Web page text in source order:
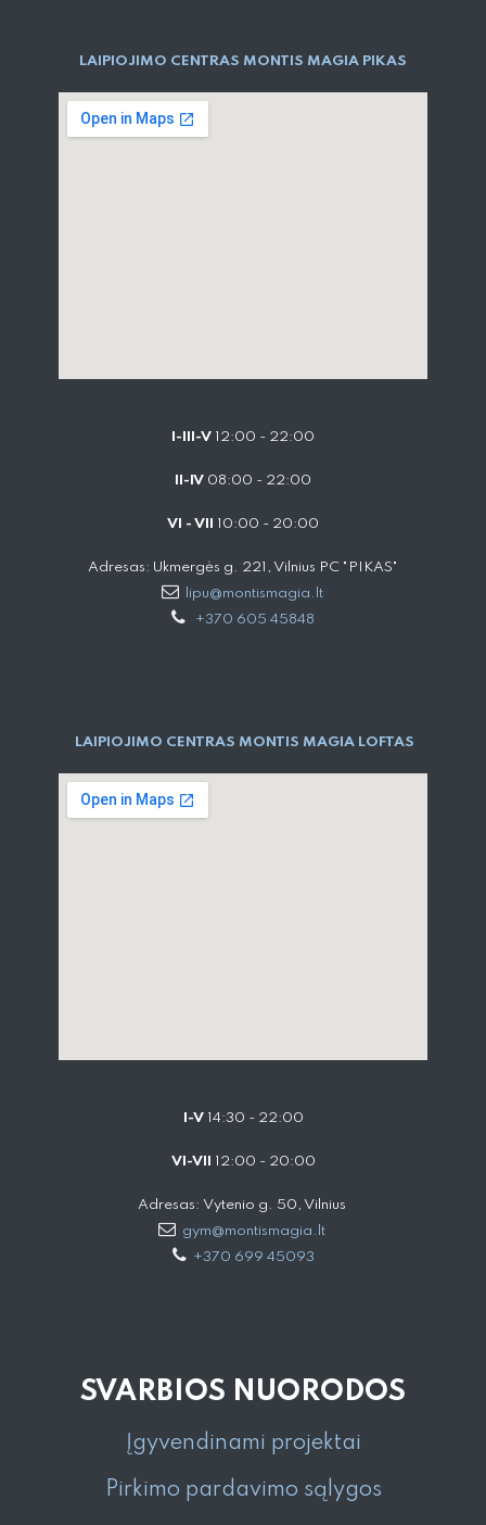
LAIPIOJIMO CENTRAS MONTIS MAGIA PIKAS
I-III-V 12:00 - 22:00
II-IV 08:00 - 22:00
VI - VII 10:00 - 20:00
Adresas: Ukmergės g. 221, Vilnius PC "PIKAS"
lipu@montismagia.lt
+370 605 45848
LAIPIOJIMO CENTRAS MONTIS MAGIA LOFTAS
I-V14:30 - 22:00
VI-VII 12:00 - 20:00
Adresas: Vytenio g. 50, Vilnius
gym@montismagia.lt
+370 699 45093
SVARBIOS NUORODOS
Įgyvendinami projektai
Pirkimo pardavimo sąlygos